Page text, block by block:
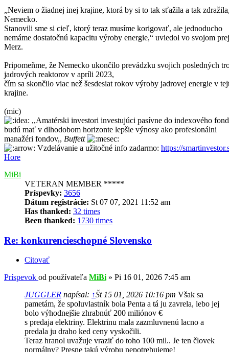
„Neviem o žiadnej inej krajine, ktorá by si to tak sťažila a tak
Nemecko.
Stanovili sme si cieľ, ktorý teraz musíme korigovať, ale jednoducho
nemáme dostatočnú kapacitu výroby energie,“ uviedol vo svojom
Merz.
Pripomeňme, že Nemecko ukončilo prevádzku svojich posledných
jadrových reaktorov v apríli 2023,
čím sa skončilo viac než šesdesiat rokov výroby jadrovej energie v
krajine.
(mic)
,,Amatérski investori investujúci pasívne do indexového
budú mať v dlhodobom horizonte lepšie výnosy ako profesionálni
manažéri fondov,, Buffett
Vzdelávanie a užitočné info zadarmo: https://
Hore
MiBi
VETERAN MEMBER *****
Príspevky: 3656
Dátum registrácie: St 07 07, 2021 11:52 am
Has thanked: 32 times
Been thanked: 1730 times
Re: konkurencieschopné Slovensko
Citovať
Príspevok od používateľa MiBi » Pi 16 01, 2026 7:45 am
JUGGLER napísal: ↑Št 15 01, 2026 10:16 pm Však sa
pametám, že spoluvlastník bola Penta a tá ju zavrela, lebo jej
bolo výhodnejšie zhrabnúť 200 miliónov €
s predaja elektriny. Elektrinu mala zazmluvnenú lacno a
predala ju draho ked ceny vyskočili.
Teraz hranol uvažuje vraziť do toho 100 mil.. Je ten človek
normálny? Presne takú výrobu nepotrebujeme!